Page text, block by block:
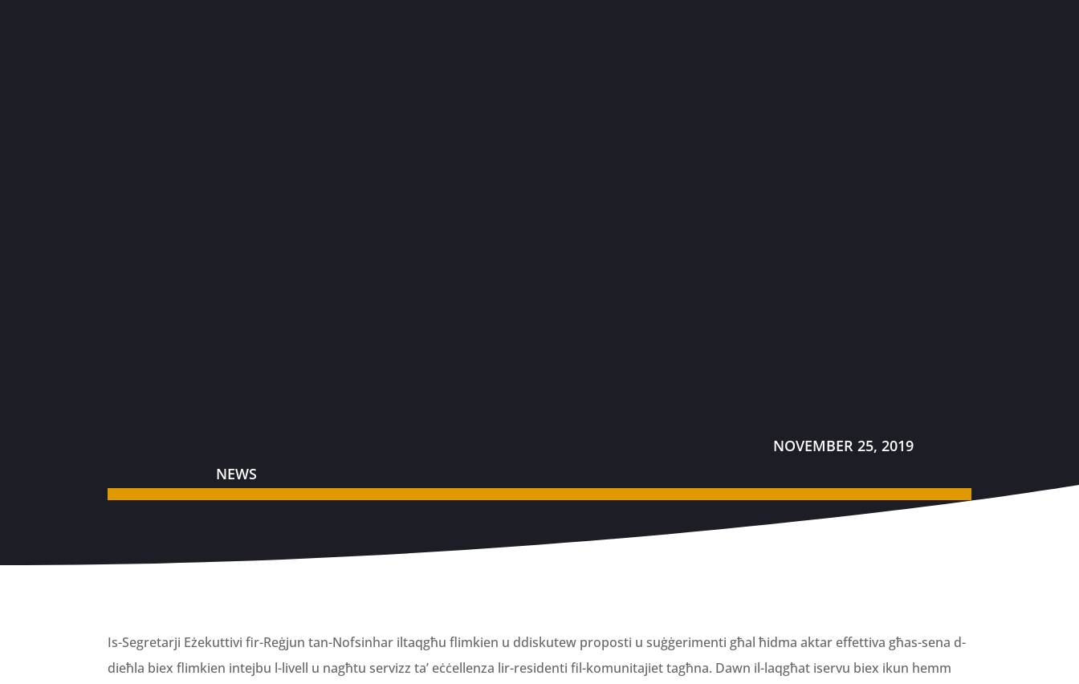
NEWS
NOVEMBER 25, 2019
Is-Segretarji Eżekuttivi fir-Reġjun tan-Nofsinhar iltaqgħu flimkien u ddiskutew proposti u suġġerimenti għal ħidma aktar effettiva għas-sena d-
dieħla biex flimkien intejbu l-livell u nagħtu servizz ta’ eċċellenza lir-residenti fil-komunitajiet tagħna. Dawn il-laqgħat iservu biex ikun hemm